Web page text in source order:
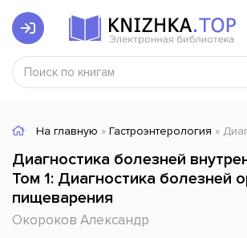
На главную » Гастроэнтерология » Диагностика
Диагностика болезней
Том 1: Диагностика болезней
пищеварения
Окороков Александр